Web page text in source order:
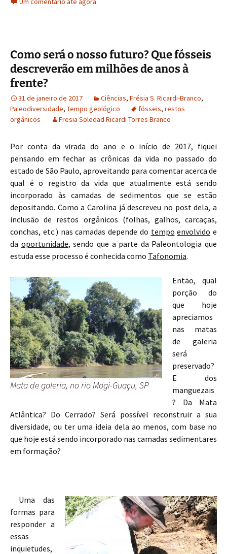
b
k
to
n
ai ar
Como será o nosso futuro? Que fósseis
descreverão em milhões de anos à
frente?
31 de janeiro de 2017 Ciências, Frésia S. Ricardi-Branco,
Paleodiversidade, Tempo geológico fósseis, restos
orgânicos
Fresia Soledad Ricardi Torres Branco
Por conta da virada do ano e o início de 2017, fiquei
pensando em fechar as crônicas da vida no passado do
estado de São Paulo, aproveitando para comentar acerca de
qual é o registro da vida que atualmente está sendo
incorporado às camadas de sedimentos que se estão
depositando. Como a Carolina já descreveu no post dela, a
inclusão de restos orgânicos (folhas, galhos, carcaças,
conchas, etc.) nas camadas depende do tempo envolvido e
da oportunidade, sendo que a parte da Paleontologia que
estuda esse processo é conhecida como Tafonomia.
Mata de galeria, no rio Mogi-Guaçu, SP
Então, qual
porção do
que hoje
apreciamos
nas matas
de galeria
será
preservado?
E dos
manguezais
? Da Mata
Atlântica? Do Cerrado? Será possível reconstruir a sua
diversidade, ou ter uma ideia dela ao menos, com base no
que hoje está sendo incorporado nas camadas sedimentares
em formação?
Uma das
formas para
responder a
essas
inquietudes,